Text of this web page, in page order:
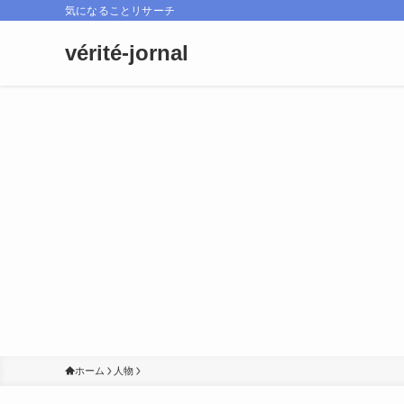
気になることリサーチ
vérité-jornal
ホーム 人物